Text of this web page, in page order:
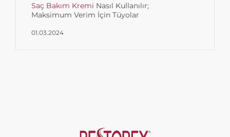
Saç Bakım Kremi Nasıl Kullanılır;
Maksimum Verim İçin Tüyolar
01.03.2024